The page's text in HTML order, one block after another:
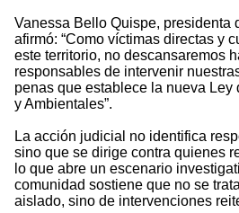
Vanessa Bello Quispe, presidenta
afirmó: “Como víctimas directas y
este territorio, no descansaremos
responsables de intervenir
penas que establece la nueva
y Ambientales”.
La acción judicial no identifica
sino que se dirige contra quienes
lo que abre un escenario
comunidad sostiene que no se
aislado, sino de intervenciones